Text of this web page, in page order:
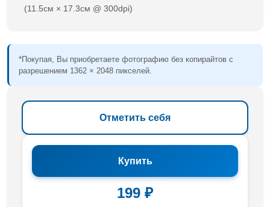
(11.5см × 17.3см @ 300dpi)
*Покупая, Вы приобретаете фотографию без копирайтов с
разрешением 1362 × 2048 пикселей.
Отметить себя
Купить
199 ₽